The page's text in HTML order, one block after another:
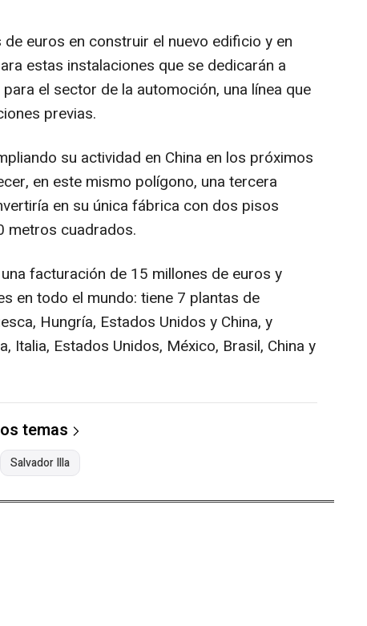
euros en construir el nuevo edificio y en
estas instalaciones que se dedicarán a
el sector de la automoción, una línea que
previas.
su actividad en China en los próximos
en este mismo polígono, una tercera
en su única fábrica con dos pisos
metros cuadrados.
facturación de 15 millones de euros y
en todo el mundo: tiene 7 plantas de
Hungría, Estados Unidos y China, y
Italia, Estados Unidos, México, Brasil, China y
temas
Salvador Illa